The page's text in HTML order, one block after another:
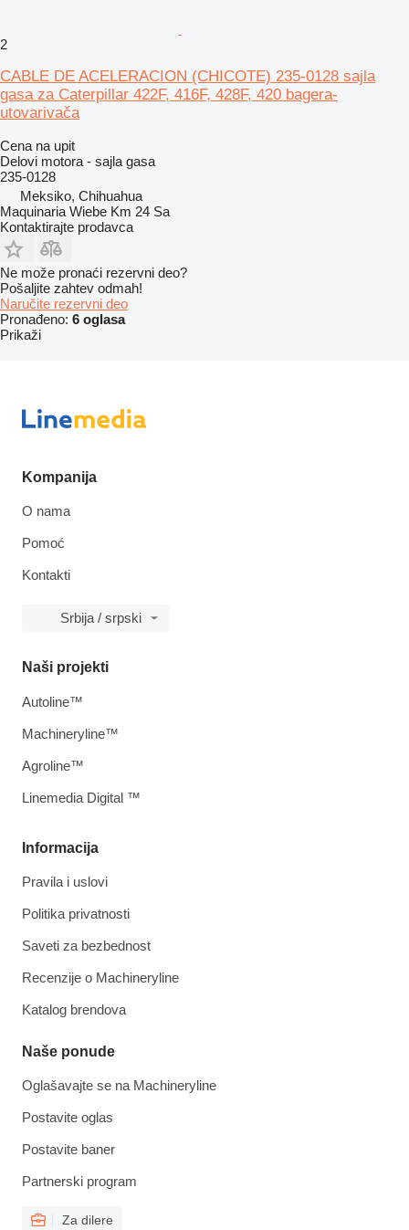
2
CABLE DE ACELERACION (CHICOTE) 235-0128 sajla
gasa za Caterpillar 422F, 416F, 428F, 420 bagera-
utovarivača
Cena na upit
Delovi motora - sajla gasa
235-0128
Meksiko, Chihuahua
Maquinaria Wiebe Km 24 Sa
Kontaktirajte prodavca
Ne može pronaći rezervni dеo?
Pošaljite zahtev odmah!
Naručite rezervni dеo
Pronađeno: 6 oglasa
Prikaži
Kompanija
O nama
Pomoć
Kontakti
Srbija / srpski
Informacija
Pravila i uslovi
Politika privatnosti
Saveti za bezbednost
Recenzije o Machineryline
Katalog brendova
Naše ponude
Oglašavajte se na Machineryline
Postavite oglas
Postavite baner
Partnerski program
Za dilere
Naši projekti
Autoline™
Machineryline™
Agroline™
Linemedia Digital ™